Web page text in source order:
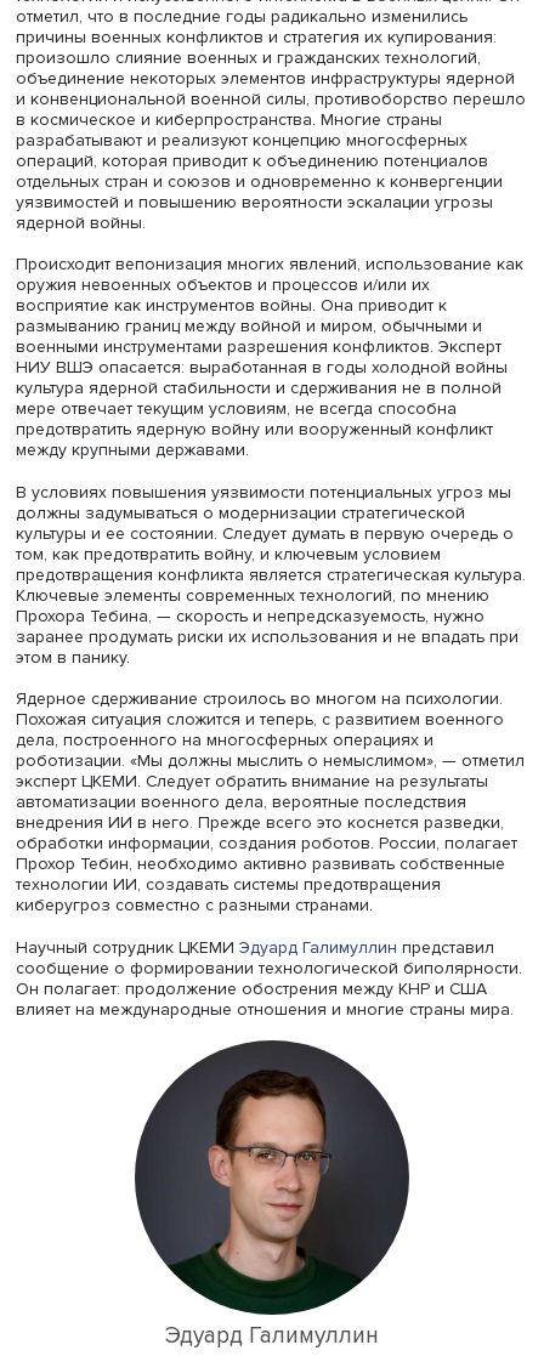
Эта политика имеет и слабые места. Производство в
оказывается существенно дороже, чем, например, на
проявляется дефицит кадров. Наконец, несмотря на
строительство завода по производству чипов
в Аризоне, зависимость от иностранных чипов пока не
ликвидирована. Кроме того, санкции бьют по
компаниям, у них может сократиться прибыль и
инвестировать в новые разработки. Размещение
в Индии, Таиланде и Вьетнаме затруднено из-за
кадров нужной квалификации и сложностей с
Китаем своих технологий и устранение американских
компании с рынка.
Заведующий сектором международных военно-
и военно-экономических проблем ЦКЕМИПрохор
рассказал о проблемах и рисках применения
технологий и искусственного интеллекта в военных
отметил, что в последние годы радикально изменились
причины военных конфликтов и стратегия их
произошло слияние военных и гражданских
объединение некоторых элементов инфраструктуры
и конвенциональной военной силы, противоборство
в космическое и киберпространства. Многие страны
разрабатывают и реализуют концепцию многосферных
операций, которая приводит к объединению
уязвимостей и повышению вероятности эскалации
Происходит вепонизация многих явлений,
оружия невоенных объектов и процессов и/или их
восприятие как инструментов войны. Она приводит к
размыванию границ между войной и миром, обычными
военными инструментами разрешения конфликтов.
НИУ ВШЭ опасается: выработанная в годы холодной
культура ядерной стабильности и сдерживания не в
мере отвечает текущим условиям, не всегда способна
предотвратить ядерную войну или вооруженный
между крупными державами.